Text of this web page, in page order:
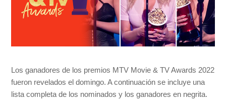
Los ganadores de los premios MTV Movie & TV Awards 2022
fueron revelados el domingo. A continuación se incluye una
lista completa de los nominados y los ganadores en negrita.